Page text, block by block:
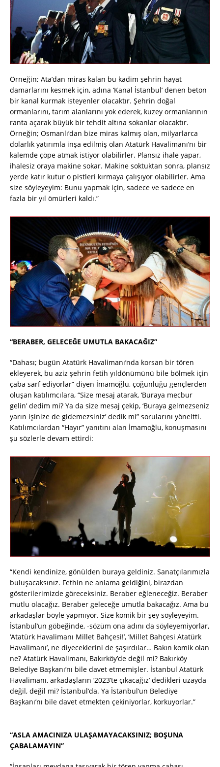
Örneğin; Ata’dan miras kalan bu kadim şehrin hayat
damarlarını kesmek için, adına ‘Kanal İstanbul’ denen beton
bir kanal kurmak isteyenler olacaktır. Şehrin doğal
ormanlarını, tarım alanlarını yok ederek, kuzey ormanlarının
ranta açarak büyük bir tehdit altına sokanlar olacaktır.
Örneğin; Osmanlı’dan bize miras kalmış olan, milyarlarca
dolarlık yatırımla inşa edilmiş olan Atatürk Havalimanı’nı bir
kalemde çöpe atmak istiyor olabilirler. Plansız ihale yapar,
ihalesiz oraya makine sokar. Makine soktuktan sonra, plansız
yerde katır kutur o pistleri kırmaya çalışıyor olabilirler. Ama
size söyleyeyim: Bunu yapmak için, sadece ve sadece en
fazla bir yıl ömürleri kaldı.”
“BERABER, GELECEĞE UMUTLA BAKACAĞIZ”
“Dahası; bugün Atatürk Havalimanı’nda korsan bir tören
ekleyerek, bu aziz şehrin fetih yıldönümünü bile bölmek için
çaba sarf ediyorlar” diyen İmamoğlu, çoğunluğu gençlerden
oluşan katılımcılara, “Size mesaj atarak, ‘Buraya mecbur
gelin’ dedim mi? Ya da size mesaj çekip, ‘Buraya gelmezseniz
yarın işinize de gidemezsiniz’ dedik mi” sorularını yöneltti.
Katılımcılardan “Hayır” yanıtını alan İmamoğlu, konuşmasını
şu sözlerle devam ettirdi:
“Kendi kendinize, gönülden buraya geldiniz. Sanatçılarımızla
buluşacaksınız. Fethin ne anlama geldiğini, birazdan
gösterilerimizde göreceksiniz. Beraber eğleneceğiz. Beraber
mutlu olacağız. Beraber geleceğe umutla bakacağız. Ama bu
arkadaşlar böyle yapmıyor. Size komik bir şey söyleyeyim.
İstanbul’un göbeğinde, -sözüm ona adını da söyleyemiyorlar,
‘Atatürk Havalimanı Millet Bahçesi!’, ‘Millet Bahçesi Atatürk
Havalimanı’, ne diyeceklerini de şaşırdılar… Bakın komik olan
ne? Atatürk Havalimanı, Bakırköy’de değil mi? Bakırköy
Belediye Başkanı’nı bile davet etmemişler. İstanbul Atatürk
Havalimanı, arkadaşların ‘2023’te çıkacağız’ dedikleri uzayda
değil, değil mi? İstanbul’da. Ya İstanbul’un Belediye
Başkanı’nı bile davet etmekten çekiniyorlar, korkuyorlar.”
“ASLA AMACINIZA ULAŞAMAYACAKSINIZ; BOŞUNA
ÇABALAMAYIN”